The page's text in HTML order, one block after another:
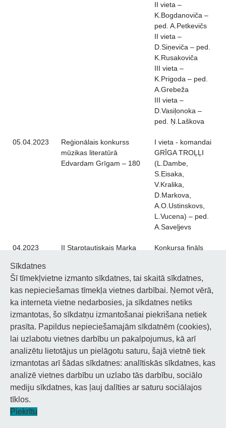
II vieta –
K.Bogdanoviča –
ped. A.Petkevičs
II vieta –
D.Siņeviča – ped.
K.Rusakoviča
III vieta –
K.Prigoda – ped.
A.Grebeža
III vieta –
D.Vasiļonoka –
ped. Ņ.Laškova
05.04.2023
Reģionālais konkurss
mūzikas literatūrā
Edvardam Grīgam – 180
I vieta - komandai
GRĪGA TROĻĻI
(L.Dambe,
S.Eisaka,
V.Kralika,
D.Markova,
A.O.Ustinskovs,
L.Vucena) – ped.
A.Saveļjevs
04.2023
II Starptautiskais Marka
izpildītāju konkurss
Konkursa fināls
T.Saratova
GRAND PRIX –
P.Vasiļkovs – ped.
M.Piskunova
Zelta diploms –
A.O.Ustinskovs –
ped. D.Sabanskis,
kcm. N.Boļšakova
Sudraba diploms
– V.Skrinda – ped.
I.Zeile, kcm.
Sīkdatnes
Šī tīmekļvietne izmanto sīkdatnes, tai skaitā sīkdatnes,
kas nepieciešamas tīmekļa vietnes darbībai. Ņemot vērā,
ka interneta vietne nedarbosies, ja sīkdatnes netiks
izmantotas, šo sīkdatņu izmantošanai piekrišana netiek
prasīta. Papildus nepieciešamajām sīkdatnēm (cookies),
lai uzlabotu vietnes darbību un pakalpojumus, kā arī
analizētu lietotājus un pielāgotu saturu, šajā vietnē tiek
izmantotas arī šādas sīkdatnes: analītiskās sīkdatnes, kas
analizē vietnes darbību un uzlabo tās darbību, sociālo
mediju sīkdatnes, kas ļauj dalīties ar saturu sociālajos
tīklos.
Piekrītu